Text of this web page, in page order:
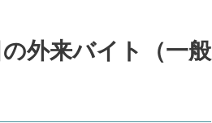
外来バイト（一般